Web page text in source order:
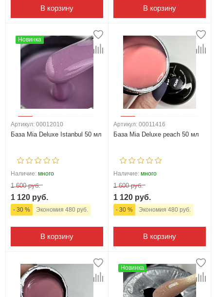
В корзину В корзину
Новинка
Артикул: 00012010
База Mia Deluxe Istanbul 50 мл
Наличие: много
1 600 руб.
1 120 руб.
- 30 % Экономия 480 руб.
В корзину
Артикул: 00011416
База Mia Deluxe peach 50 мл
Наличие: много
1 600 руб.
1 120 руб.
- 30 % Экономия 480 руб.
В корзину
Новинка